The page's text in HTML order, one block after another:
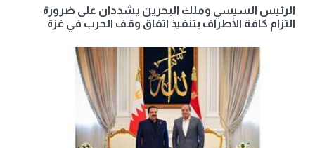
الرئيس السيسي وملك البحرين يشددان على ضرورة
التزام كافة الأطراف بتنفيذ اتفاق وقف الحرب في غزة